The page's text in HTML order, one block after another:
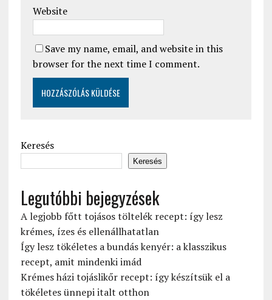
Website
Save my name, email, and website in this
browser for the next time I comment.
Keresés
Keresés
Legutóbbi bejegyzések
A legjobb főtt tojásos töltelék recept: így lesz
krémes, ízes és ellenállhatatlan
Így lesz tökéletes a bundás kenyér: a klasszikus
recept, amit mindenki imád
Krémes házi tojáslikőr recept: így készítsük el a
tökéletes ünnepi italt otthon